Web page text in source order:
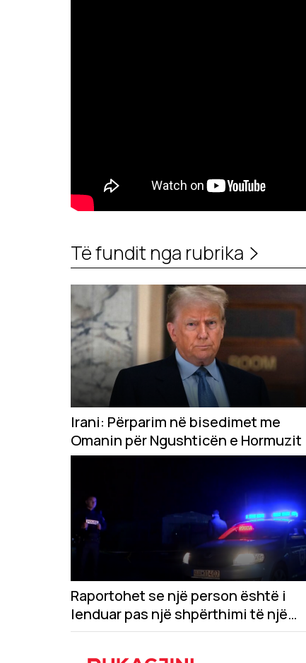
Të fundit nga rubrika
Irani: Përparim në bisedimet me
Omanin për Ngushticën e Hormuzit
Raportohet se një person është i
lenduar pas një shpërthimi të një
veture në Gjilan